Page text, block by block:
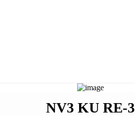
NV3 KU RE-3